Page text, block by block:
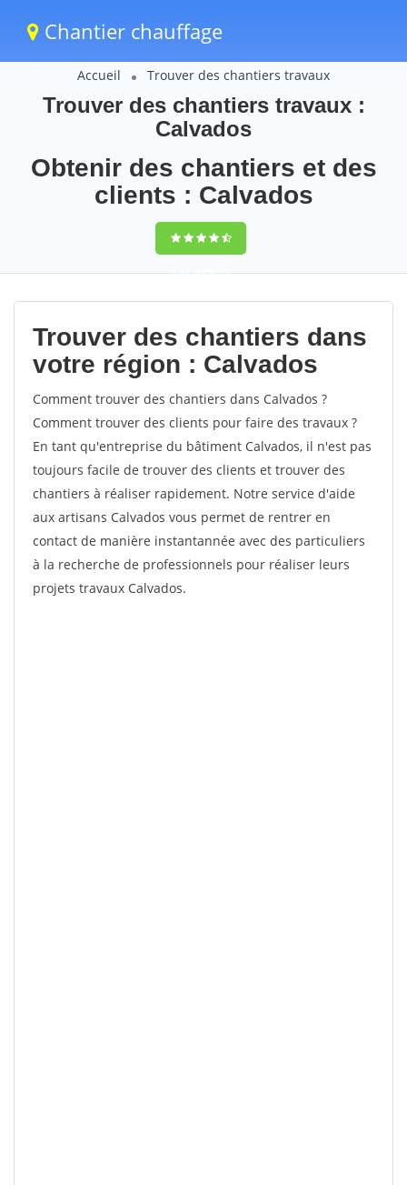
Chantier chauffage
Accueil Trouver des chantiers travaux
Trouver des chantiers travaux :
Calvados
Obtenir des chantiers et des
clients : Calvados
9,5(100%)74
votes
Trouver des chantiers dans
votre région : Calvados
Comment trouver des chantiers dans Calvados ?
Comment trouver des clients pour faire des travaux ?
En tant qu'entreprise du bâtiment Calvados, il n'est pas
toujours facile de trouver des clients et trouver des
chantiers à réaliser rapidement. Notre service d'aide
aux artisans Calvados vous permet de rentrer en
contact de manière instantannée avec des particuliers
à la recherche de professionnels pour réaliser leurs
projets travaux Calvados.